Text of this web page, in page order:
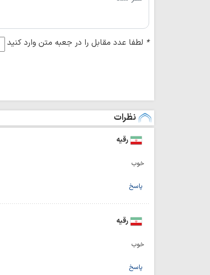
* لطفا عدد مقابل را در جعبه متن وارد کنید
نظرات
رقیه
خوب
پاسخ
رقیه
خوب
پاسخ